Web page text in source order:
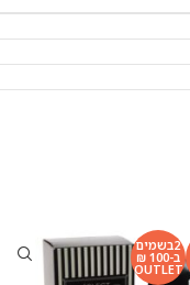
2בשמים
ב-100 ₪
OUTLET